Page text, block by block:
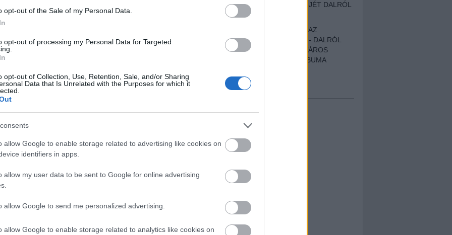
opt-out of the Sale of my Personal Data.
opt-out of processing my Personal Data for Targeted
opt-out of Collection, Use, Retention, Sale, and/or Sharing
Data that Is Unrelated with the Purposes for which it
allow Google to enable storage related to advertising like cookies on
identifiers in apps.
allow my user data to be sent to Google for online advertising
allow Google to send me personalized advertising.
allow Google to enable storage related to analytics like cookies on
MA MEGJELENT EP-JÉT DALRÓL
DALRA!
A FELELŐSSÉGTŐL AZ
ELLOPOTT FÖLDIG - DALRÓL
DALRA A KÉPZELT VÁROS
SAMIZDAT CÍMŰ ALBUMA
HIRDETÉS